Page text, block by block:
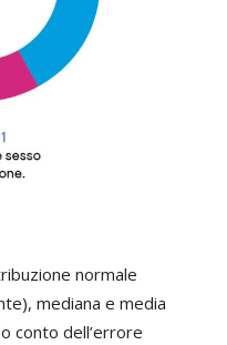
normale
mediana e media
conto dell’errore